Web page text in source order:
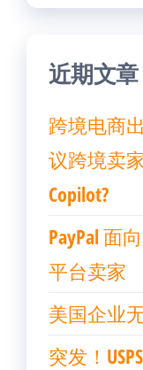
近期文章
跨境电商
议跨境卖
Copilot?
PayPal 面
平台卖家
美国企业
突发！